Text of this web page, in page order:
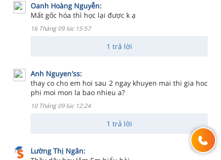
Oanh Hoàng Nguyễn:
Mất gốc hóa thì học lại được k ạ
16 Tháng 09 lúc 15:57
1 trả lời
Anh Nguyen'ss:
thay co cho em hoi sau 2 ngay khuyen mai thi gia hoc
phi moi mon la bao nhieu a?
10 Tháng 09 lúc 12:24
1 trả lời
Lường Thị Ngân: